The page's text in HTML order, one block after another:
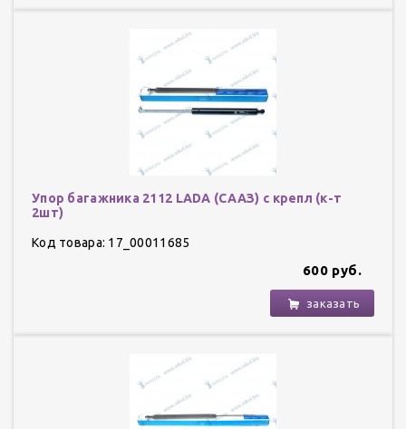
Упор багажника 2112 LADA (СААЗ) с крепл (к-т
2шт)
Код товара: 17_00011685
600 руб.
заказать